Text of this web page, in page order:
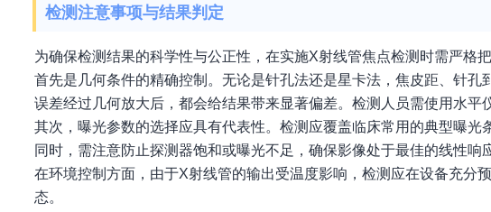
检测注意事项与结果判定
为确保检测结果的科学性与公正性，在实施X射线管焦点检测时需严格把
首先是几何条件的精确控制。无论是针孔法还是星卡法，焦皮距、针
误差经过几何放大后，都会给结果带来显著偏差。检测人员需使用水平
其次，曝光参数的选择应具有代表性。检测应覆盖临床常用的典型曝
同时，需注意防止探测器饱和或曝光不足，确保影像处于最佳的线性响
在环境控制方面，由于X射线管的输出受温度影响，检测应在设备充分
态。